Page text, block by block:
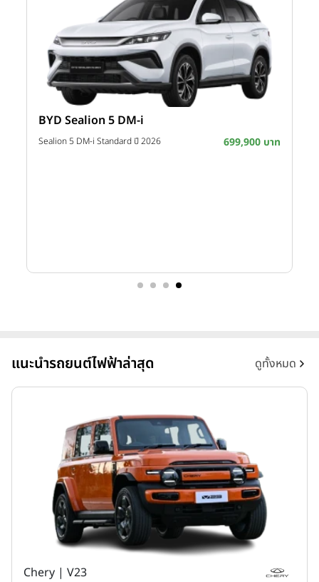
BYD Sealion 5 DM-i
Sealion 5 DM-i Standard ปี 2026 699,900 บาท
แนะนำรถยนต์ไฟฟ้าล่าสุด ดูทั้งหมด
Chery | V23